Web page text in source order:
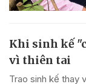
Khi sinh kế
vì thiên tai
Trao sinh kế thay